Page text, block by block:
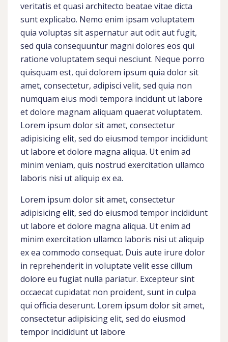
veritatis et quasi architecto beatae vitae dicta
sunt explicabo. Nemo enim ipsam voluptatem
quia voluptas sit aspernatur aut odit aut fugit,
sed quia consequuntur magni dolores eos qui
ratione voluptatem sequi nesciunt. Neque porro
quisquam est, qui dolorem ipsum quia dolor sit
amet, consectetur, adipisci velit, sed quia non
numquam eius modi tempora incidunt ut labore
et dolore magnam aliquam quaerat voluptatem.
Lorem ipsum dolor sit amet, consectetur
adipisicing elit, sed do eiusmod tempor incididunt
ut labore et dolore magna aliqua. Ut enim ad
minim veniam, quis nostrud exercitation ullamco
laboris nisi ut aliquip ex ea.
Lorem ipsum dolor sit amet, consectetur
adipisicing elit, sed do eiusmod tempor incididunt
ut labore et dolore magna aliqua. Ut enim ad
minim exercitation ullamco laboris nisi ut aliquip
ex ea commodo consequat. Duis aute irure dolor
in reprehenderit in voluptate velit esse cillum
dolore eu fugiat nulla pariatur. Excepteur sint
occaecat cupidatat non proident, sunt in culpa
qui officia deserunt. Lorem ipsum dolor sit amet,
consectetur adipisicing elit, sed do eiusmod
tempor incididunt ut labore